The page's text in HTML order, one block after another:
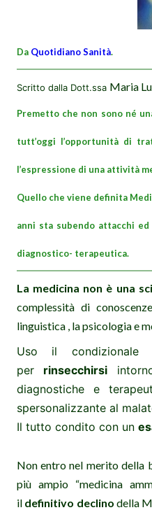
Da Quotidiano Sanità.
Scritto dalla Dott.ssa Maria
Premetto che non sono né
tutt’oggi l’opportunità di
l’espressione di una attività
Quello che viene definita
anni sta subendo attacchi
diagnostico- terapeutica.
La medicina non è una
complessità di
linguistica , la psicologia e
Uso il condizionale
per rinsecchirsi
diagnostiche e
spersonalizzante al
Il tutto condito con un
Non entro nel merito della
più ampio “medicina
il definitivo declino della